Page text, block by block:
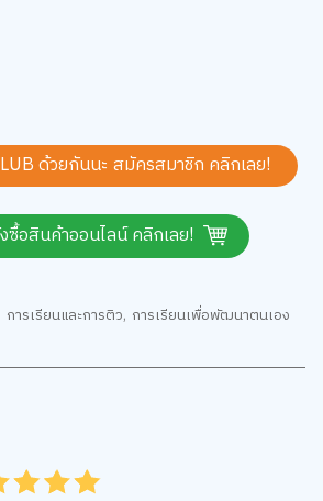
ด้วยกันนะ สมัครสมาชิก คลิกเลย!
ซื้อสินค้าออนไลน์ คลิกเลย!
การเรียนและการติว, การเรียนเพื่อพัฒนาตนเอง
4.5
4.0
3.5
3.0
2.5
2.0